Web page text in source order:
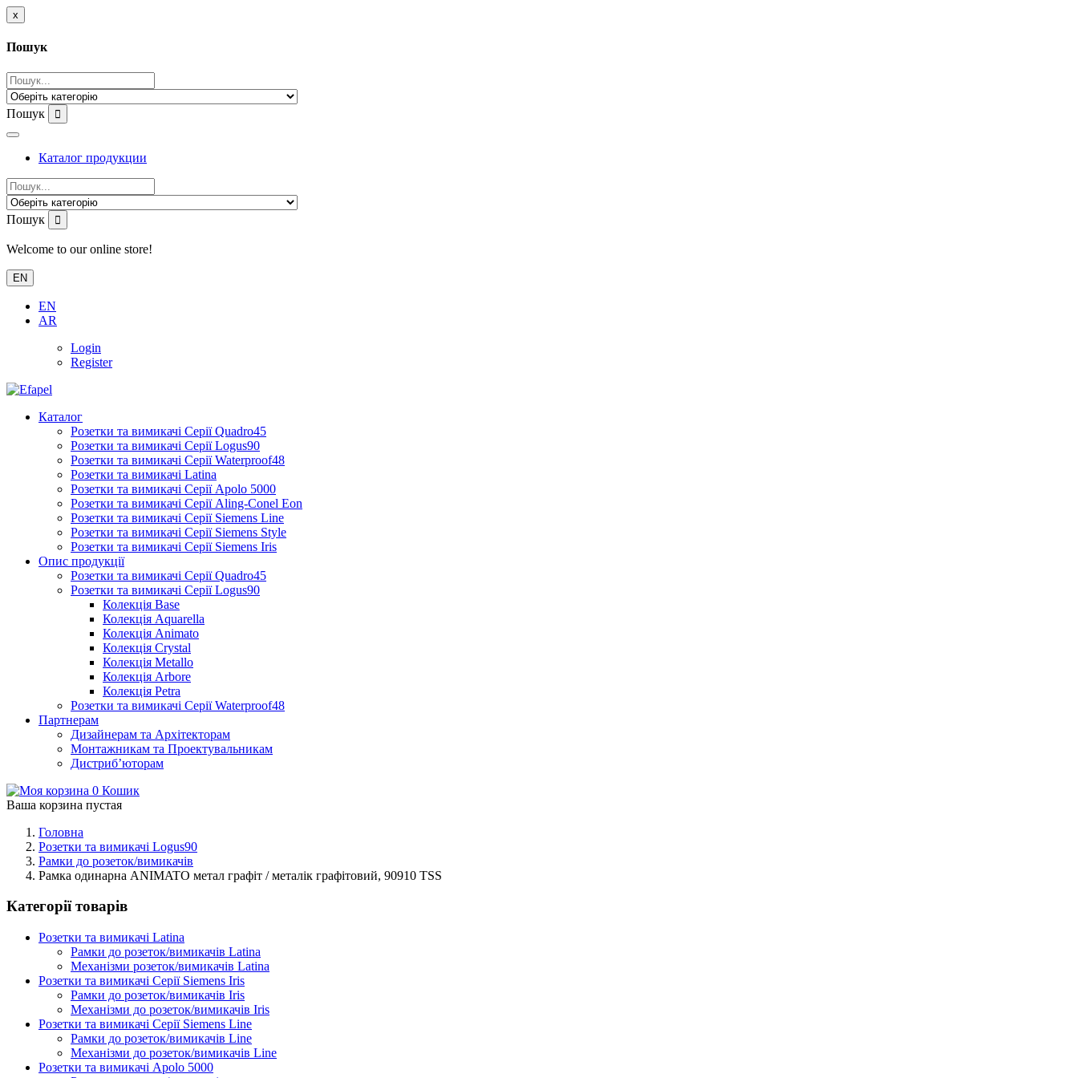
x
Пошук
Пошук
Каталог продукции
Пошук
Welcome to our online store!
EN
EN
AR
Login
Register
Каталог
Розетки та вимикачі Серії Quadro45
Розетки та вимикачі Серії Logus90
Розетки та вимикачі Серії Waterproof48
Розетки та вимикачі Latina
Розетки та вимикачі Серії Apolo 5000
Розетки та вимикачі Серії Aling-Conel Eon
Розетки та вимикачі Серії Siemens Line
Розетки та вимикачі Серії Siemens Style
Розетки та вимикачі Серії Siemens Iris
Опис продукції
Розетки та вимикачі Серії Quadro45
Розетки та вимикачі Серії Logus90
Колекція Base
Колекція Aquarella
Колекція Animato
Колекція Crystal
Колекція Metallo
Колекція Arbore
Колекція Petra
Розетки та вимикачі Серії Waterproof48
Партнерам
Дизайнерам та Архітекторам
Монтажникам та Проектувальникам
Дистриб’юторам
0 Кошик
Ваша корзина пустая
Головна
Розетки та вимикачі Logus90
Рамки до розеток/вимикачів
Рамка одинарна ANIMATO метал графіт / металік графітовий, 90910 TSS
Категорії товарів
Розетки та вимикачі Latina
Рамки до розеток/вимикачів Latina
Механізми розеток/вимикачів Latina
Розетки та вимикачі Серії Siemens Iris
Рамки до розеток/вимикачів Iris
Механізми до розеток/вимикачів Iris
Розетки та вимикачі Серії Siemens Line
Рамки до розеток/вимикачів Line
Механізми до розеток/вимикачів Line
Розетки та вимикачі Apolo 5000